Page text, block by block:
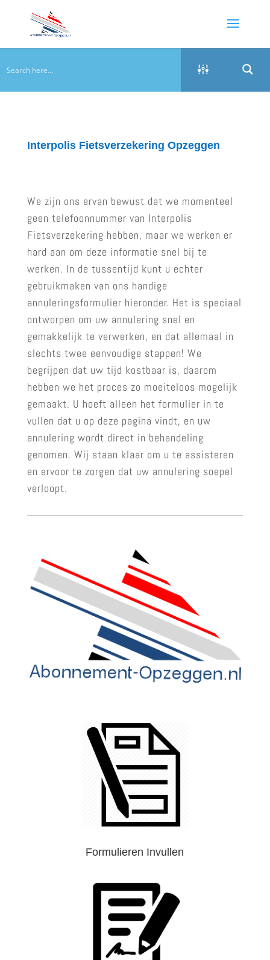
Interpolis Fietsverzekering Opzeggen
We zijn ons ervan bewust dat we momenteel
geen telefoonnummer van Interpolis
Fietsverzekering hebben, maar we werken er
hard aan om deze informatie snel bij te
werken. In de tussentijd kunt u echter
gebruikmaken van ons handige
annuleringsformulier hieronder. Het is speciaal
ontworpen om uw annulering snel en
gemakkelijk te verwerken, en dat allemaal in
slechts twee eenvoudige stappen! We
begrijpen dat uw tijd kostbaar is, daarom
hebben we het proces zo moeiteloos mogelijk
gemaakt. U hoeft alleen het formulier in te
vullen dat u op deze pagina vindt, en uw
annulering wordt direct in behandeling
genomen. Wij staan klaar om u te assisteren
en ervoor te zorgen dat uw annulering soepel
verloopt.
Formulieren Invullen